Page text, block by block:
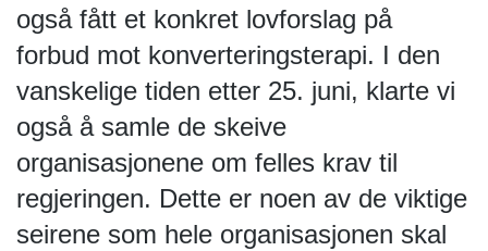
også fått et konkret lovforslag på
forbud mot konverteringsterapi. I den
vanskelige tiden etter 25. juni, klarte vi
også å samle de skeive
organisasjonene om felles krav til
regjeringen. Dette er noen av de viktige
seirene som hele organisasjonen skal